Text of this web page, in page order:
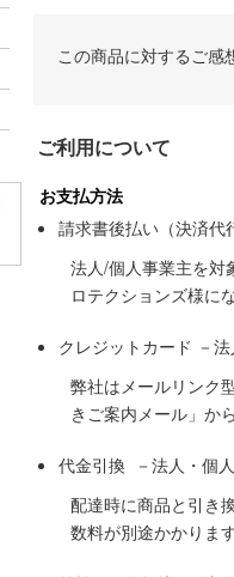
この商品に対するご感
ご利用について
お支払方法
請求書後払い（決済代
法人/個人事業主を対
ロテクションズ様に
クレジットカード －
弊社はメールリンク
きご案内メール」か
代金引換 －法人・個
配達時に商品と引き
数料が別途かかりま